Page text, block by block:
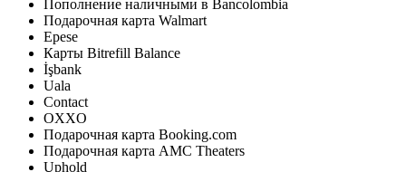
Пополнение наличными в Bancolombia
Подарочная карта Walmart
Epese
Карты Bitrefill Balance
İşbank
Uala
Contact
OXXO
Подарочная карта Booking.com
Подарочная карта AMC Theaters
Uphold